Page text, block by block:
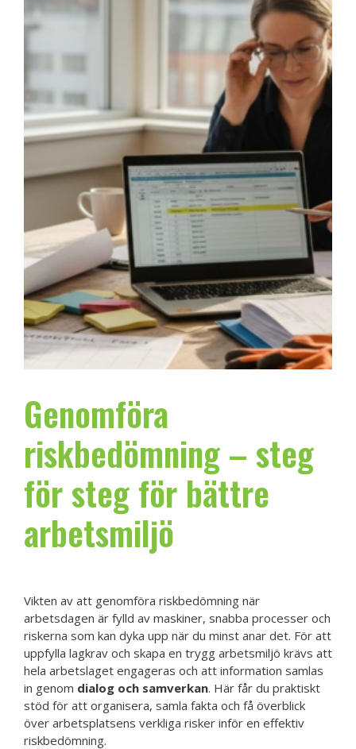
Genomföra
riskbedömning – steg
för steg för bättre
arbetsmiljö
Vikten av att genomföra riskbedömning när
arbetsdagen är fylld av maskiner, snabba processer och
riskerna som kan dyka upp när du minst anar det. För att
uppfylla lagkrav och skapa en trygg arbetsmiljö krävs att
hela arbetslaget engageras och att information samlas
in genom dialog och samverkan. Här får du praktiskt
stöd för att organisera, samla fakta och få överblick
över arbetsplatsens verkliga risker inför en effektiv
riskbedömning.